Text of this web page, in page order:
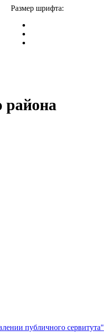
Размер шрифта:
района
публичного сервитута"